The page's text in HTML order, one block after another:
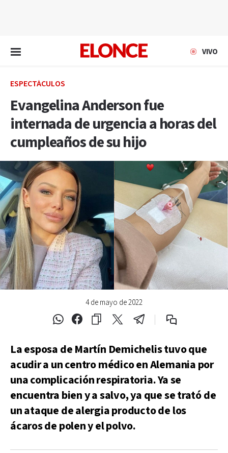
VIVO
ESPECTÁCULOS
Evangelina Anderson fue
internada de urgencia a horas del
cumpleaños de su hijo
4 de mayo de 2022
La esposa de Martín Demichelis tuvo que
acudir a un centro médico en Alemania por
una complicación respiratoria. Ya se
encuentra bien y a salvo, ya que se trató de
un ataque de alergia producto de los
ácaros de polen y el polvo.